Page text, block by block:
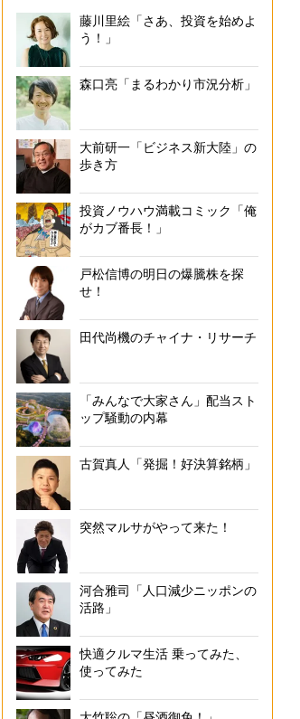
藤川里絵「さあ、投資を始めよ
う！」
森口亮「まるわかり市況分析」
大前研一「ビジネス新大陸」の
歩き方
投資ノウハウ満載コミック「俺
がカブ番長！」
戸松信博の明日の爆騰株を探
せ！
田代尚機のチャイナ・リサーチ
「みんなで大家さん」配当スト
ップ騒動の内幕
古賀真人「発掘！好決算銘柄」
突然マルサがやって来た！
河合雅司「人口減少ニッポンの
活路」
快適クルマ生活 乗ってみた、
使ってみた